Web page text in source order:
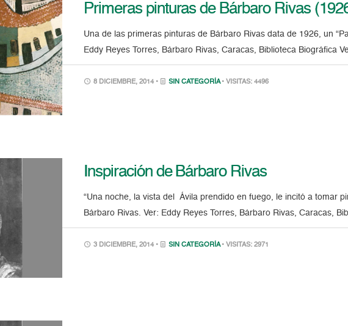
Primeras pinturas de Bárbaro Rivas
Una de las primeras pinturas de Bárbaro Rivas data de 1926, un
Eddy Reyes Torres, Bárbaro Rivas, Caracas, Biblioteca Biográfica
8 DICIEMBRE, 2014 • SIN CATEGORÍA • VISITAS: 4496
Inspiración de Bárbaro Rivas
“Una noche, la vista del Ávila prendido en fuego, le incitó a tomar
Bárbaro Rivas. Ver: Eddy Reyes Torres, Bárbaro Rivas, Caracas,
3 DICIEMBRE, 2014 • SIN CATEGORÍA • VISITAS: 2971